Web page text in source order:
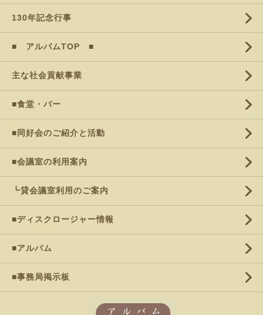
130年記念行事
■ アルバムTOP ■
主な社会貢献事業
■食堂・バー
■同好会のご紹介と活動
■会議室の利用案内
┗貸会議室利用のご案内
■ディスクロージャー情報
■アルバム
■事務局掲示板